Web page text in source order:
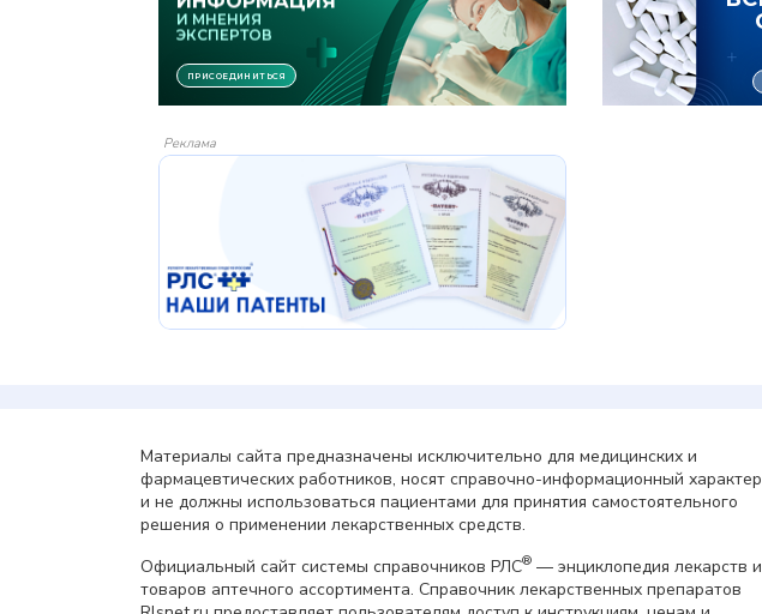
Реклама
Материалы сайта предназначены исключительно для медицинских и
фармацевтических работников, носят справочно-информационный характер
и не должны использоваться пациентами для принятия самостоятельного
решения о применении лекарственных средств.
Официальный сайт системы справочников РЛС® — энциклопедия лекарств и
товаров аптечного ассортимента. Справочник лекарственных препаратов